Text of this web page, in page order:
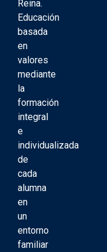
Reina.
Educación
basada
en
valores
mediante
la
formación
integral
e
individualizada
de
cada
alumna
en
un
entorno
familiar